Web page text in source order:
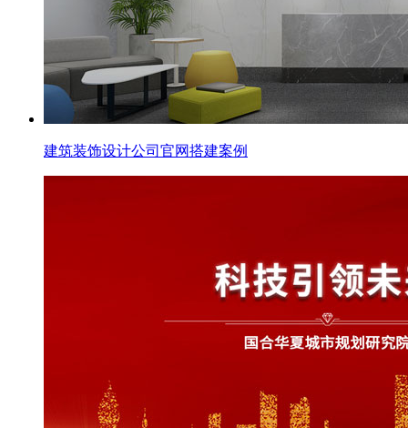
建筑装饰设计公司官网搭建案例